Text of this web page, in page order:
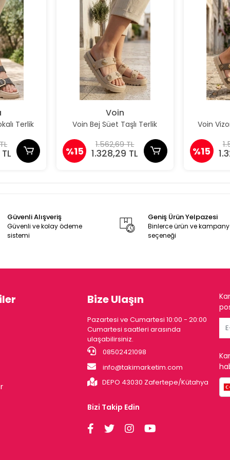
Terlik
Voin
Voin Bej Süet Taşlı Terlik
%15
1.562,69 TL
1.328,29 TL
Voin
%15
Güvenli Alışveriş
Güvenli ve kolay ödeme
sistemi
Geniş Ürün Yelpazesi
Binlerce ürün ve
seçeneği
Bize Ulaşın
Pazartesi ve Cumartesi 10:00 - 20:00
Cumartesi saatleri arasında
ulaşabilirsiniz.
08502421098
info@takimarketim.com
DEPO 43030 Zafertepe/Kütahya
Bizi Takip Edin